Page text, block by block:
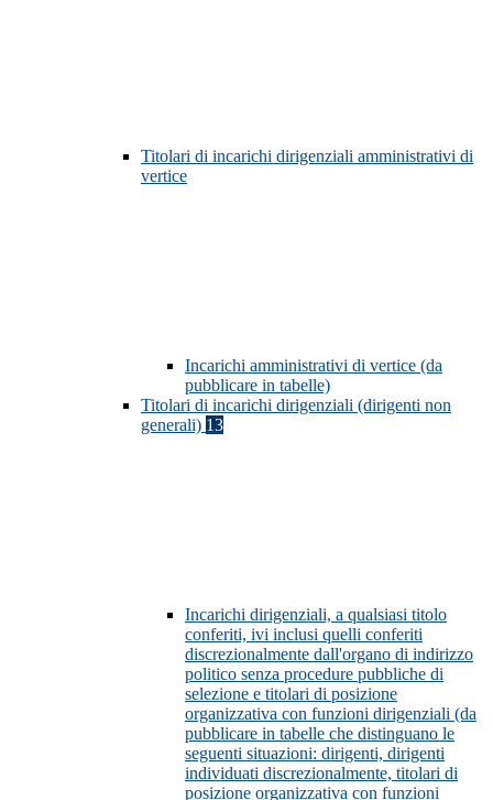
Titolari di incarichi dirigenziali amministrativi di
vertice
Incarichi amministrativi di vertice (da
pubblicare in tabelle)
Titolari di incarichi dirigenziali (dirigenti non
generali) 13
Incarichi dirigenziali, a qualsiasi titolo
conferiti, ivi inclusi quelli conferiti
discrezionalmente dall'organo di indirizzo
politico senza procedure pubbliche di
selezione e titolari di posizione
organizzativa con funzioni dirigenziali (da
pubblicare in tabelle che distinguano le
seguenti situazioni: dirigenti, dirigenti
individuati discrezionalmente, titolari di
posizione organizzativa con funzioni